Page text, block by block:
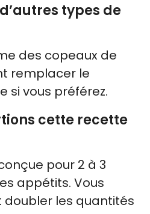
types de
des copeaux de
remplacer le
si vous préférez.
cette recette
pour 2 à 3
appétits. Vous
doubler les quantités